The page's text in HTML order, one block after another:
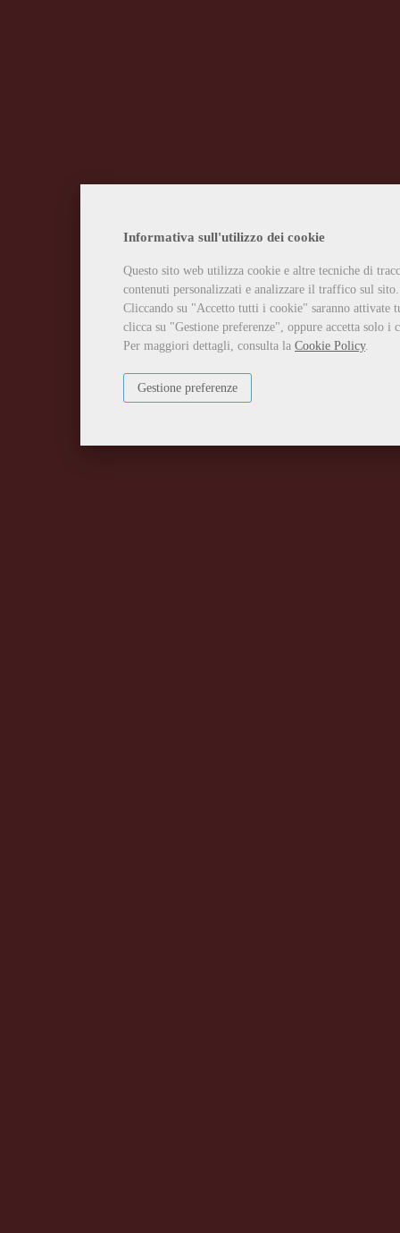
Informativa sull'utilizzo dei cookie
Questo sito web utilizza cookie e altre tecniche di
contenuti personalizzati e analizzare il traffico sul sito.
Cliccando su "Accetto tutti i cookie" saranno attivate
clicca su "Gestione preferenze", oppure accetta solo
Per maggiori dettagli, consulta la Cookie Policy.
Gestione preferenze